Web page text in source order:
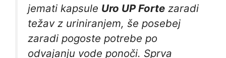
jemati kapsule Uro UP Forte zaradi
težav z uriniranjem, še posebej
zaradi pogoste potrebe po
odvajanju vode ponoči. Sprva